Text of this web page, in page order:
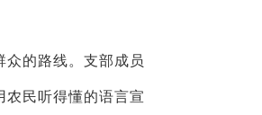
的路线。支部成员
农民听得懂的语言宣